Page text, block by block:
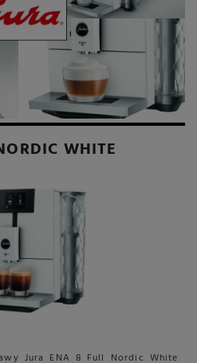
WHITE
Jura ENA 8 Full Nordic White